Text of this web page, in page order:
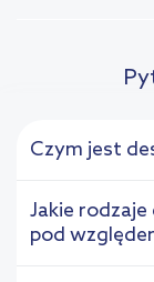
Czym jest
Jakie
pod